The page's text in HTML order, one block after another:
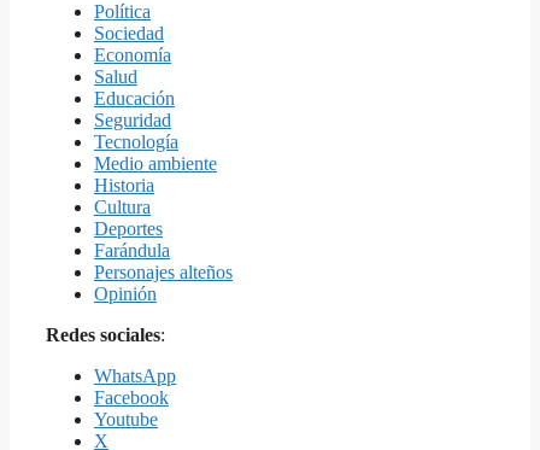
Política
Sociedad
Economía
Salud
Educación
Seguridad
Tecnología
Medio ambiente
Historia
Cultura
Deportes
Farándula
Personajes alteños
Opinión
Redes sociales:
WhatsApp
Facebook
Youtube
X